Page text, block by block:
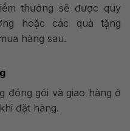
thưởng sẽ được quy
hoặc các quà tặng
hàng sau.
đóng gói và giao hàng ở
đặt hàng.